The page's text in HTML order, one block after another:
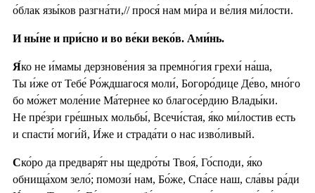
о́блак язы́ков разгна́ти,// прося́ нам ми́ра и ве́лия ми́лости.
И ны́не и при́сно и во ве́ки веко́в. Ами́нь.
Я́ко не и́мамы дерзнове́ния за премно́гия грехи́ на́ша,
Ты и́же от Тебе́ Ро́ждшагося моли́, Богоро́дице Де́во, мно́го
бо мо́жет моле́ние Ма́тернее ко благосе́рдию Влады́ки.
Не пре́зри гре́шных мольбы́, Всечи́стая, я́ко ми́лостив есть
и спасти́ моги́й, И́же и страда́ти о нас изво́ливый.
Ско́ро да предваря́т ны щедро́ты Твоя́, Го́споди, я́ко
обнища́хом зело́; помози́ нам, Бо́же, Спа́се наш, сла́вы ра́ди